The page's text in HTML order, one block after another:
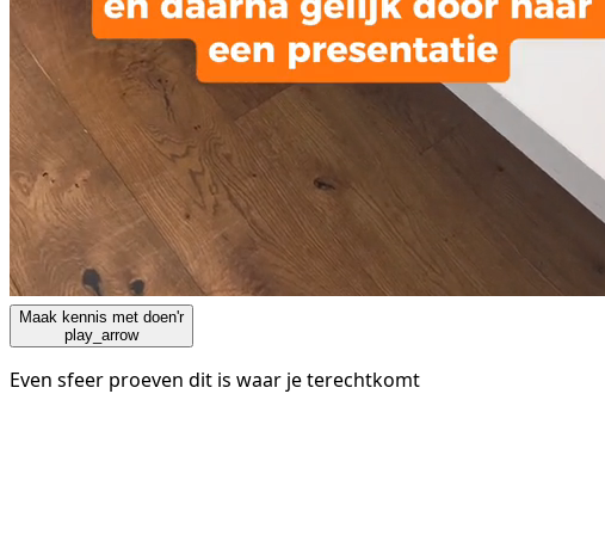
Maak kennis met doen'r
play_arrow
Even sfeer proeven dit is waar je terechtkomt